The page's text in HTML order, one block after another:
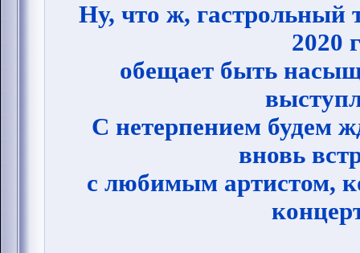
Ну, что ж, гастрольный
2020
обещает быть
С нетерпением будем
вновь
с любимым артистом,